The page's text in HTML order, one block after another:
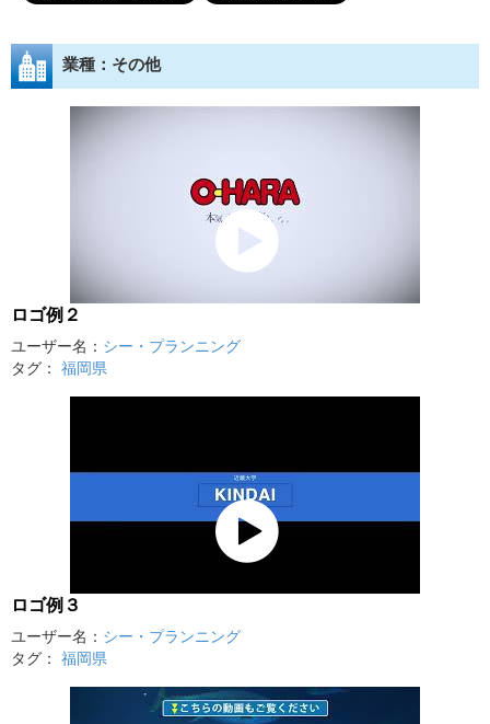
業種：その他
ロゴ例２
ユーザー名： シー・プランニング
タグ： 福岡県
ロゴ例３
ユーザー名： シー・プランニング
タグ： 福岡県